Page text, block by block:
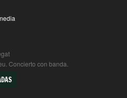
Concierto con banda.